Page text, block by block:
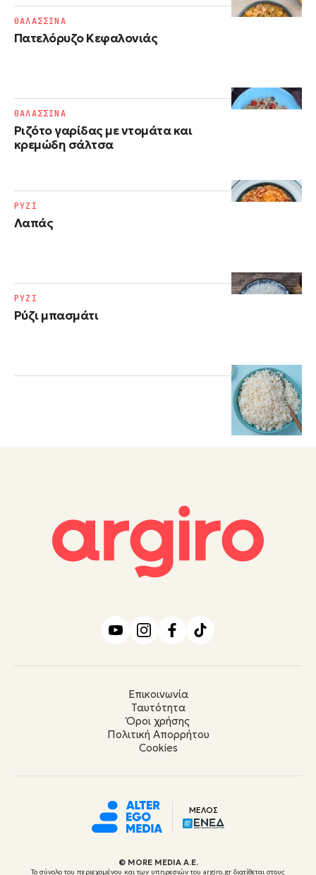
Πατελόρυζο Κεφαλονιάς
ΘΑΛΑΣΣΙΝΑ
Ριζότο γαρίδας με ντομάτα και
κρεμώδη σάλτσα
ΘΑΛΑΣΣΙΝΑ
Λαπάς
ΡΥΖΙ
Ρύζι μπασμάτι
ΡΥΖΙ
Επικοινωνία
Ταυτότητα
Όροι χρήσης
Πολιτική Απορρήτου
Cookies
ΜΕΛΟΣ
© ΜORE MEDIA Α.Ε.
Το σύνολο του περιεχομένου και των υπηρεσιών του argiro.gr διατίθεται στους